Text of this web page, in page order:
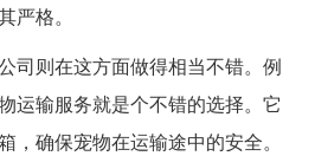
严格。
司则在这方面做得相当不错。例
运输服务就是个不错的选择。它
，确保宠物在运输途中的安全。